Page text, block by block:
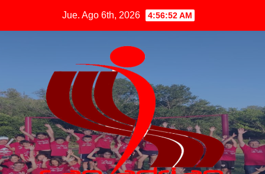
Jue. Ago 6th, 2026 4:56:53 AM